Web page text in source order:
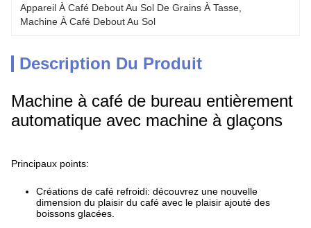
Appareil À Café Debout Au Sol De Grains À Tasse
Machine À Café Debout Au Sol
Description Du Produit
Machine à café de bureau entièrement
automatique avec machine à glaçons
Principaux points:
Créations de café refroidi: découvrez une nouvelle
dimension du plaisir du café avec le plaisir ajouté des
boissons glacées.